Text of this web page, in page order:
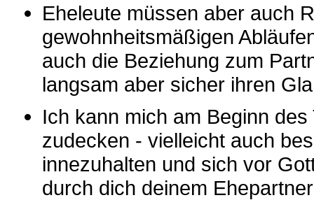
Eheleute müssen aber auch
gewohnheitsmäßigen
auch die Beziehung zum
langsam aber sicher ihren
Ich kann mich am Beginn
zudecken - vielleicht auch
innezuhalten und sich vor
durch dich deinem